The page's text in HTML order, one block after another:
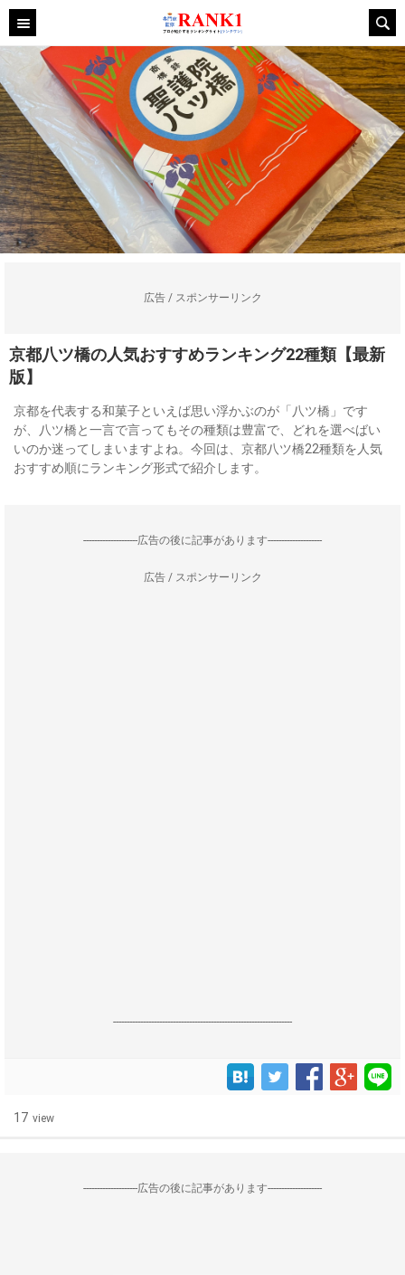
広告 / スポンサーリンク
京都八ツ橋の人気おすすめランキング22種類【最新
版】
京都を代表する和菓子といえば思い浮かぶのが「八ツ橋」です
が、八ツ橋と一言で言ってもその種類は豊富で、どれを選べばい
いのか迷ってしまいますよね。今回は、京都八ツ橋22種類を人気
おすすめ順にランキング形式で紹介します。
--------------------広告の後に記事があります--------------------
広告 / スポンサーリンク
------------------------------------------------------------------
17 view
--------------------広告の後に記事があります--------------------